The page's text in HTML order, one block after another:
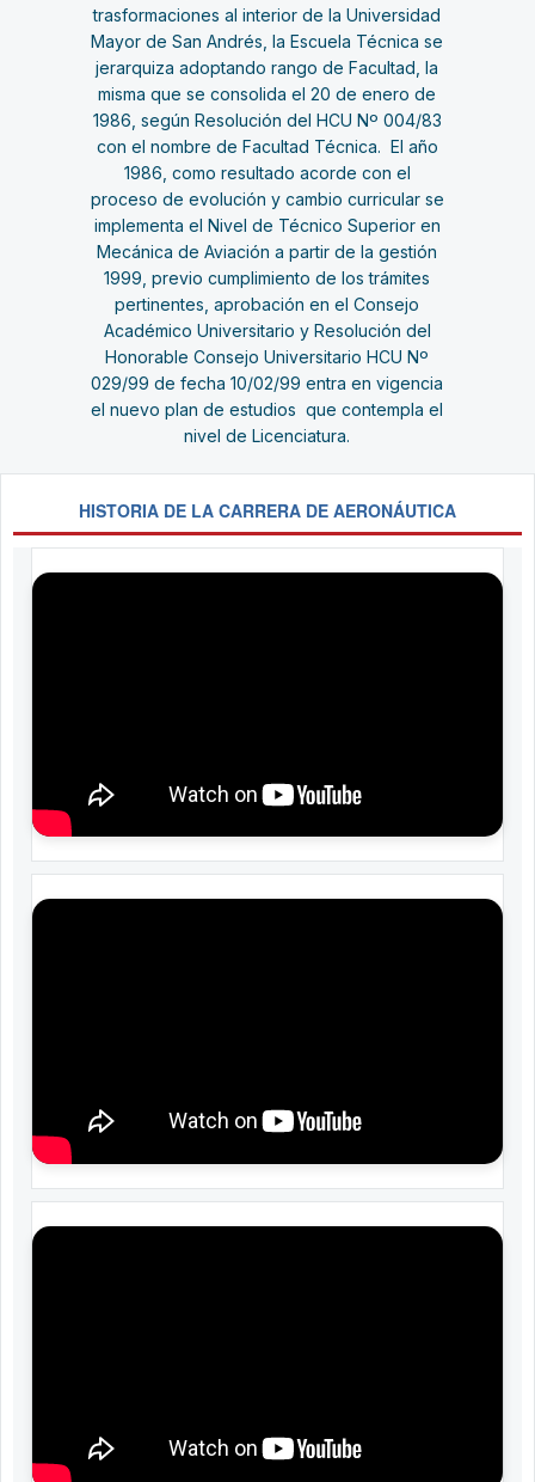
trasformaciones al interior de la Universidad
Mayor de San Andrés, la Escuela Técnica se
jerarquiza adoptando rango de Facultad, la
misma que se consolida el 20 de enero de
1986, según Resolución del HCU Nº 004/83
con el nombre de Facultad Técnica. El año
1986, como resultado acorde con el
proceso de evolución y cambio curricular se
implementa el Nivel de Técnico Superior en
Mecánica de Aviación a partir de la gestión
1999, previo cumplimiento de los trámites
pertinentes, aprobación en el Consejo
Académico Universitario y Resolución del
Honorable Consejo Universitario HCU Nº
029/99 de fecha 10/02/99 entra en vigencia
el nuevo plan de estudios que contempla el
nivel de Licenciatura.
HISTORIA DE LA CARRERA DE AERONÁUTICA